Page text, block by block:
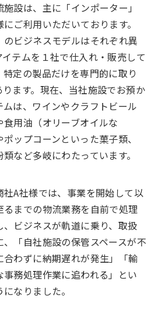
設は、主に「インポーター」
ご利用いただいております。
ビジネスモデルはそれぞれ異
テムを１社で仕入れ・販売して
定の製品だけを専門的に取り
ます。現在、当社施設でお預か
は、ワインやクラフトビール
用油（オリーブオイルな
ップコーンといった菓子類、
など多岐にわたっています。
A社様では、事業を開始して以
までの物流業務を自前で処理
、ビジネスが軌道に乗り、取扱
「自社施設の保管スペースが不
わずに納期遅れが発生」「輸
務処理作業に追われる」とい
なりました。